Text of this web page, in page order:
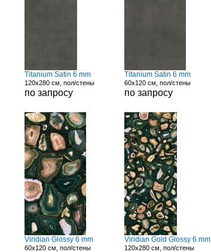
Titanium Satin 6 mm
120x280 см, пол/стены
по запросу
Titanium Satin 6 mm
60x120 см, пол/стены
по запросу
Viridian Glossy 6 mm
60x120 см, пол/стены
Viridian Gold Glossy 6 mm
120x280 см, пол/стены